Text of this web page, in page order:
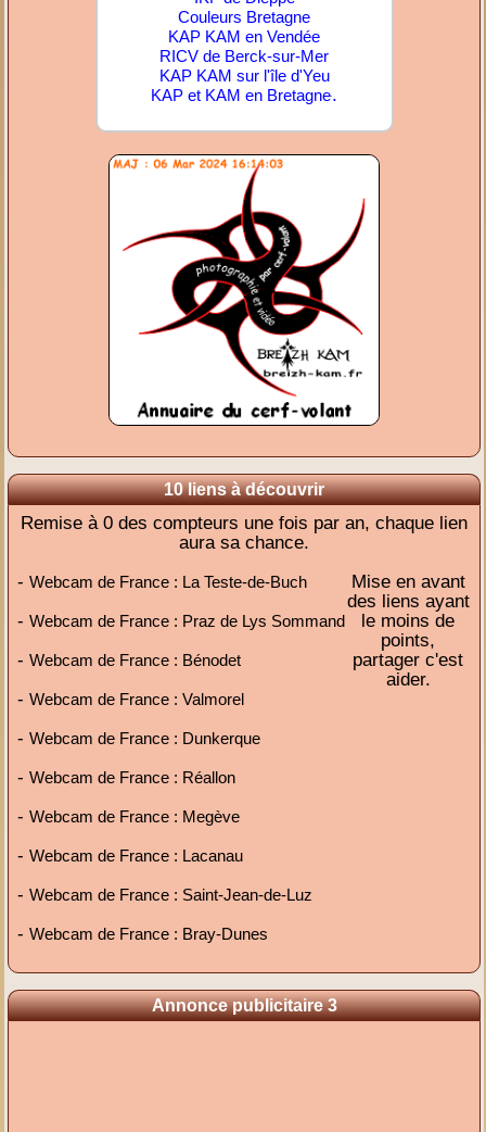
Couleurs Bretagne
KAP KAM en Vendée
RICV de Berck-sur-Mer
KAP KAM sur l'île d'Yeu
KAP et KAM en Bretagne.
10 liens à découvrir
Remise à 0 des compteurs une fois par an, chaque lien
aura sa chance.
-Webcam de France : La Teste-de-Buch
-Webcam de France : Praz de Lys Sommand
-Webcam de France : Bénodet
-Webcam de France : Valmorel
-Webcam de France : Dunkerque
-Webcam de France : Réallon
-Webcam de France : Megève
-Webcam de France : Lacanau
-Webcam de France : Saint-Jean-de-Luz
-Webcam de France : Bray-Dunes
Mise en avant
des liens ayant
le moins de
points,
partager c'est
aider.
Annonce publicitaire 3